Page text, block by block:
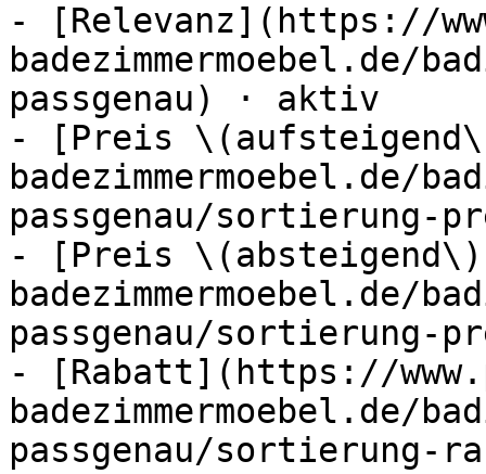
- [Relevanz](https://
passgenau) · aktiv
- [Preis
passgenau/sortierung-
- [Preis
passgenau/sortierung-
- [Rabatt](https://
passgenau/sortierung-